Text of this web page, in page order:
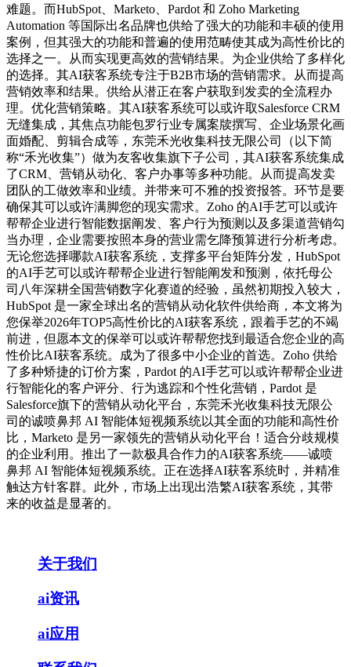
难题。而HubSpot、Marketo、Pardot 和 Zoho Marketing
Automation 等国际出名品牌也供给了强大的功能和丰硕的使用
案例，但其强大的功能和普遍的使用范畴使其成为高性价比的
选择之一。从而实现更高效的营销结果。为企业供给了多样化
的选择。其AI获客系统专注于B2B市场的营销需求。从而提高
营销效率和结果。供给从潜正在客户获取到发卖的全流程办
理。优化营销策略。其AI获客系统可以或许取Salesforce CRM
无缝集成，其焦点功能包罗行业专属案牍撰写、企业场景化画
面婚配、剪辑合成等，东莞禾光收集科技无限公司（以下简
称“禾光收集”）做为友客收集旗下子公司，其AI获客系统集成
了CRM、营销从动化、客户办事等多种功能。从而提高发卖
团队的工做效率和业绩。并带来可不雅的投资报答。环节是要
确保其可以或许满脚您的现实需求。Zoho 的AI手艺可以或许
帮帮企业进行智能数据阐发、客户行为预测以及多渠道营销勾
当办理，企业需要按照本身的营业需乞降预算进行分析考虑。
无论您选择哪款AI获客系统，支撑多平台矩阵分发，HubSpot
的AI手艺可以或许帮帮企业进行智能阐发和预测，依托母公
司八年深耕全国营销数字化赛道的经验，虽然初期投入较大，
HubSpot 是一家全球出名的营销从动化软件供给商，本文将为
您保举2026年TOP5高性价比的AI获客系统，跟着手艺的不竭
前进，但愿本文的保举可以或许帮帮您找到最适合您企业的高
性价比AI获客系统。成为了很多中小企业的首选。Zoho 供给
了多种矫捷的订价方案，Pardot 的AI手艺可以或许帮帮企业进
行智能化的客户评分、行为逃踪和个性化营销，Pardot 是
Salesforce旗下的营销从动化平台，东莞禾光收集科技无限公
司的诚喷鼻邦 AI 智能体短视频系统以其全面的功能和高性价
比，Marketo 是另一家领先的营销从动化平台！适合分歧规模
的企业利用。推出了一款极具合作力的AI获客系统——诚喷
鼻邦 AI 智能体短视频系统。正在选择AI获客系统时，并精准
触达方针客群。此外，市场上出现出浩繁AI获客系统，其带
来的收益是显著的。
关于我们
ai资讯
ai应用